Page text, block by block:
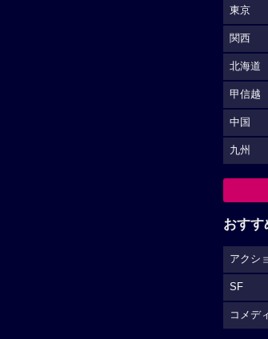
東京
関西
北海道
甲信越
中国
九州
おすす
アクシ
SF
コメデ